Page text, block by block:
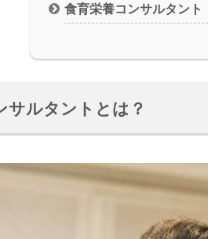
食育栄養コンサルタント
サルタントとは？